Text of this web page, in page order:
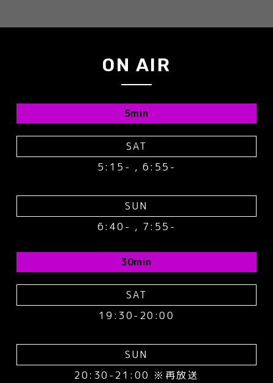
ON AIR
5min
SAT
5:15- , 6:55-
SUN
6:40- , 7:55-
30min
SAT
19:30-20:00
SUN
20:30-21:00 ※再放送